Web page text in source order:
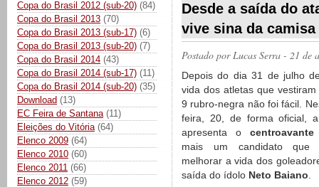
Copa do Brasil 2012 (sub-20) (84)
Copa do Brasil 2013 (70)
Copa do Brasil 2013 (sub-17) (6)
Copa do Brasil 2013 (sub-20) (7)
Copa do Brasil 2014 (43)
Copa do Brasil 2014 (sub-17) (11)
Copa do Brasil 2014 (sub-20) (35)
Download (13)
EC Feira de Santana (11)
Eleições do Vitória (64)
Elenco 2009 (64)
Elenco 2010 (60)
Elenco 2011 (66)
Elenco 2012 (59)
Desde a saída do
vive sina da camisa
Postado porLucas Serra - 21 de
Depois do dia 31 de julho
vida dos atletas que
9 rubro-negra não foi fácil.
feira, 20, de forma oficial,
apresenta o centroavante
mais um candidato que
melhorar a vida dos
saída do ídolo Neto Baiano